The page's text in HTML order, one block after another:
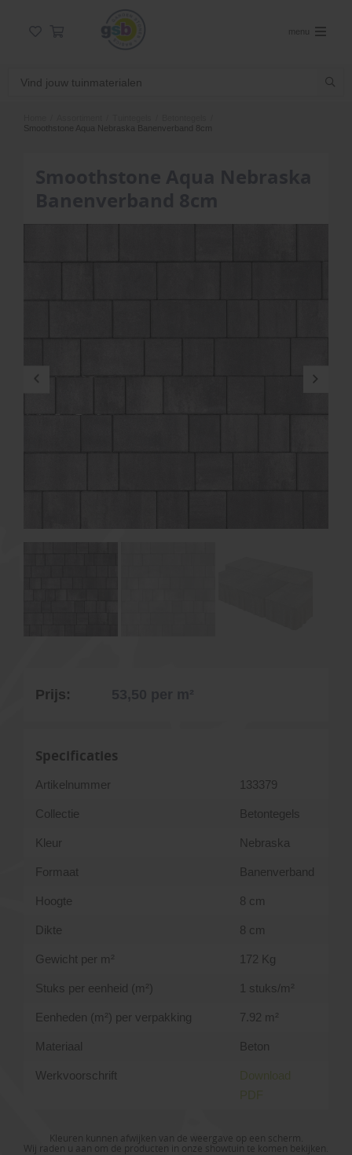
menu
Smoothstone Aqua Nebraska Banenverband 8cm
Prijs:
Specificaties
Artikelnummer 133379
Collectie Betontegels
Kleur Nebraska
Formaat Banenverband
Hoogte 8 cm
Dikte 8 cm
Gewicht per m² 172 Kg
Stuks per eenheid (m²) 1 stuks/m²
Eenheden (m²) per verpakking 7.92 m²
Materiaal Beton
Werkvoorschrift
Download
PDF
Kleuren kunnen afwijken van de weergave op een scherm.
Wij raden u aan om de producten in onze showtuin te komen bekijken.